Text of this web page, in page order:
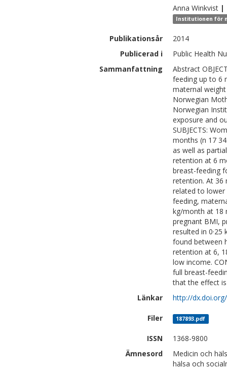
Anna Winkvist |
Institutionen för
Publikationsår
2014
Publicerad i
Public Health
Sammanfattning
Abstract
feeding up to 6
maternal
Norwegian
Norwegian
exposure and
SUBJECTS:
months (n 17
as well as
retention at 6
breast-feeding
retention. At 36
related to
feeding,
kg/month at 18
pregnant BMI,
resulted in
found between
retention at 6,
low income.
full breast-
that the effect
Länkar
http://
Filer 187893.pdf
ISSN
1368-9800
Ämnesord
Medicin och
hälsa och